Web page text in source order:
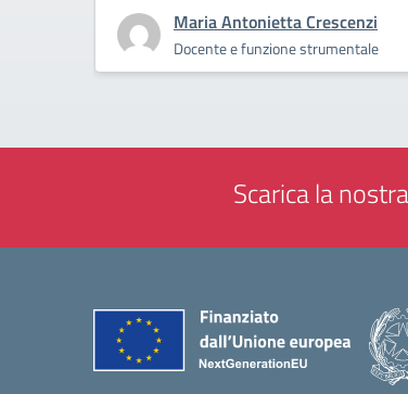
Maria Antonietta Crescenzi
Docente e funzione strumentale
Scarica la